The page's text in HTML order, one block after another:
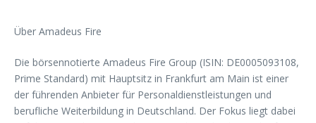
Über Amadeus Fire
Die börsennotierte Amadeus Fire Group (ISIN: DE0005093108,
Prime Standard) mit Hauptsitz in Frankfurt am Main ist einer
der führenden Anbieter für Personaldienstleistungen und
berufliche Weiterbildung in Deutschland. Der Fokus liegt dabei